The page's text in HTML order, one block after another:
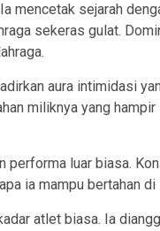
mencetak sejarah
sekeras gulat.
aura intimidasi
miliknya yang
performa luar biasa.
ia mampu bertahan
atlet biasa. Ia